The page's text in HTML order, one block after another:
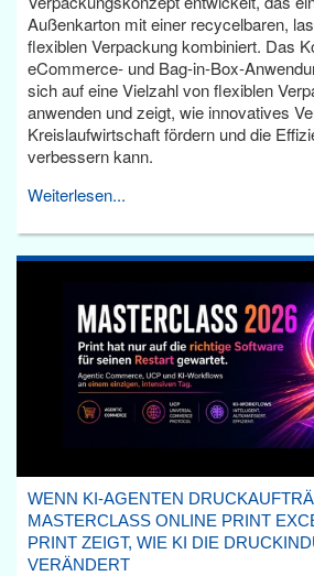
Außenkarton mit einer recycelbaren,
flexiblen Verpackung kombiniert. Das
eCommerce- und Bag-in-Box-
sich auf eine Vielzahl von flexiblen
anwenden und zeigt, wie innovatives
Kreislaufwirtschaft fördern und die
verbessern kann.
Weiterlesen...
WENN KI-AGENTEN
MASTERCLASS ONLINE PRINT
PRINT ZEIGT, WIE KI DIE
VERÄNDERT